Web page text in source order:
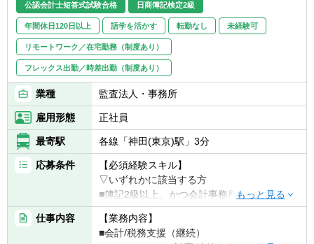
公認会計士短答式試験合格 日商簿記検定2級
年間休日120日以上 語学を活かす 転勤なし 未経験可
リモートワーク／在宅勤務（制度あり）
フレックス出勤／時差出勤（制度あり）
業種 監査法人・事務所
雇用形態 正社員
最寄駅 各線「神田(東京)駅」3分
応募条件
【必須経験スキル】
▽いずれかに該当する方
■簿記2級以上、かつ会計事務所or経理実務経
験2年以上（法人税申告書作成経験必須）
■税理士試験の簿財2科目合格者以上（+法人
or消費or相続1科目合格者歓迎）or 公認会計
仕事内容
【業務内容】
■会計/税務支援（継続）